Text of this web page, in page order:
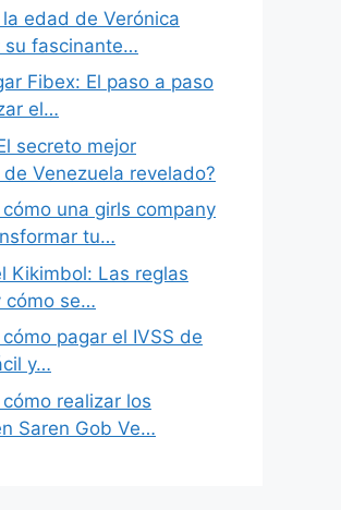
edad de Verónica
su fascinante…
Fibex: El paso a paso
el…
secreto mejor
Venezuela revelado?
una girls company
tu…
Kikimbol: Las reglas
cómo se…
pagar el IVSS de
y…
realizar los
Saren Gob Ve…